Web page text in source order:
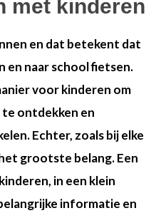
met kinderen
en dat betekent dat
en naar school fietsen.
voor kinderen om
ontdekken en
Echter, zoals bij elke
grootste belang. Een
in een klein
informatie en